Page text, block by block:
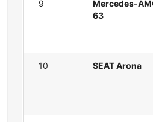
9
Mercedes-
63
10 SEAT Arona